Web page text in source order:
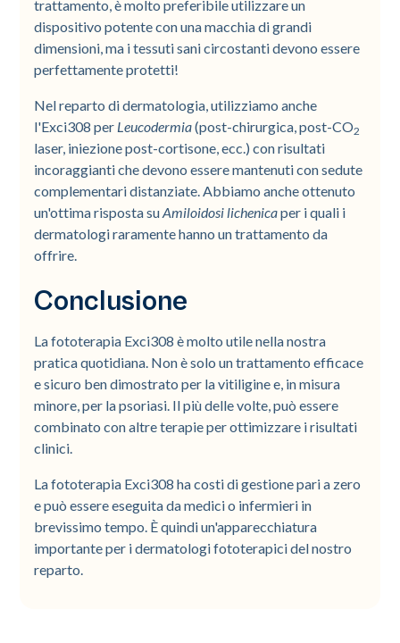
trattamento, è molto preferibile utilizzare un
dispositivo potente con una macchia di grandi
dimensioni, ma i tessuti sani circostanti devono essere
perfettamente protetti!
Nel reparto di dermatologia, utilizziamo anche
l'Exci308 per Leucodermia(post-chirurgica, post-CO2
laser, iniezione post-cortisone, ecc.) con risultati
incoraggianti che devono essere mantenuti con sedute
complementari distanziate. Abbiamo anche ottenuto
un'ottima risposta suAmiloidosi lichenicaper i quali i
dermatologi raramente hanno un trattamento da
offrire.
Conclusione
La fototerapia Exci308 è molto utile nella nostra
pratica quotidiana. Non è solo un trattamento efficace
e sicuro ben dimostrato per la vitiligine e, in misura
minore, per la psoriasi. Il più delle volte, può essere
combinato con altre terapie per ottimizzare i risultati
clinici.
La fototerapia Exci308 ha costi di gestione pari a zero
e può essere eseguita da medici o infermieri in
brevissimo tempo. È quindi un'apparecchiatura
importante per i dermatologi fototerapici del nostro
reparto.